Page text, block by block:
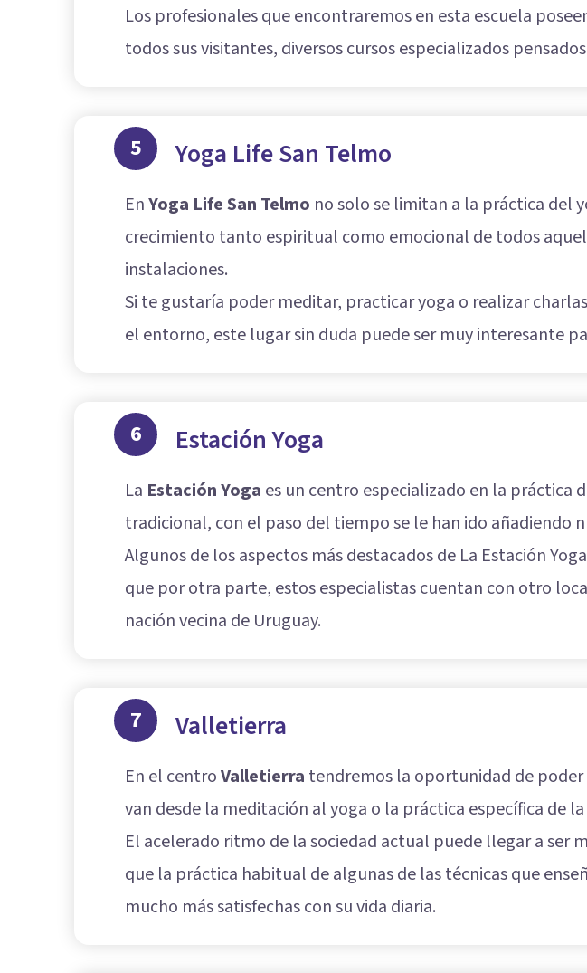
Los profesionales que encontraremos en esta escuela
todos sus visitantes, diversos cursos especializados
5 Yoga Life San Telmo
EnYoga Life San Telmo no solo se limitan a la práctica del
crecimiento tanto espiritual como emocional de todos
instalaciones.
Si te gustaría poder meditar, practicar yoga o realizar
el entorno, este lugar sin duda puede ser muy interesante
6 Estación Yoga
La Estación Yoga es un centro especializado en la práctica
tradicional, con el paso del tiempo se le han ido añadiendo
Algunos de los aspectos más destacados de La Estación
que por otra parte, estos especialistas cuentan con otro
nación vecina de Uruguay.
7 Valletierra
En el centroValletierra tendremos la oportunidad de
van desde la meditación al yoga o la práctica específica de
El acelerado ritmo de la sociedad actual puede llegar a ser
que la práctica habitual de algunas de las técnicas que
mucho más satisfechas con su vida diaria.